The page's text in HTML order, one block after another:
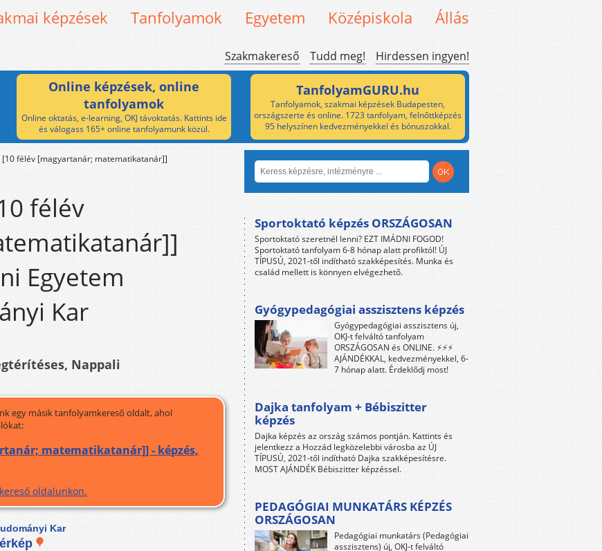
képzések Tanfolyamok Egyetem Középiskola Állás
Szakmakereső Tudd meg! Hirdessen ingyen!
Online képzések, online
tanfolyamok
Online oktatás, e-learning, OKJ távoktatás. Kattints ide
és válogass 165+ online tanfolyamunk közül.
TanfolyamGURU.hu
Tanfolyamok, szakmai képzések Budapesten,
országszerte és online. 1723 tanfolyam, felnőttképzés
95 helyszínen kedvezményekkel és bónuszokkal.
félév [magyartanár; matematikatanár]]
félév
Egyetem
Kar
Nappali
egy másik tanfolyamkereső oldalt, ahol
matematikatanár]] - képzés,
oldalunkon.
Kar
Sportoktató képzés ORSZÁGOSAN
Sportoktató szeretnél lenni? EZT IMÁDNI FOGOD!
Sportoktató tanfolyam 6-8 hónap alatt profiktól! ÚJ
TÍPUSÚ, 2021-től indítható szakképesítés. Munka és
család mellett is könnyen elvégezhető.
Gyógypedagógiai asszisztens képzés
Gyógypedagógiai asszisztens új,
OKJ-t felváltó tanfolyam
ORSZÁGOSAN és ONLINE. ⚡⚡⚡
AJÁNDÉKKAL, kedvezményekkel, 6-
7 hónap alatt. Érdeklődj most!
Dajka tanfolyam + Bébiszitter
képzés
Dajka képzés az ország számos pontján. Kattints és
jelentkezz a Hozzád legközelebbi városba az ÚJ
TÍPUSÚ, 2021-től indítható Dajka szakképesítésre.
MOST AJÁNDÉK Bébiszitter képzéssel.
PEDAGÓGIAI MUNKATÁRS KÉPZÉS
ORSZÁGOSAN
Pedagógiai munkatárs (Pedagógiai
asszisztens) új, OKJ-t felváltó